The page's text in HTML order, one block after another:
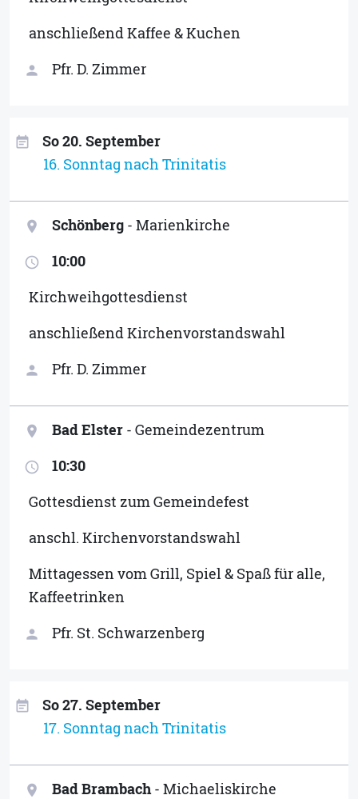
anschließend Kaffee & Kuchen
person Pfr. D. Zimmer
event_note
So 20. September
16. Sonntag nach Trinitatis
location_on Schönberg - Marienkirche
access_time
10:00
Kirchweihgottesdienst
anschließend Kirchenvorstandswahl
person Pfr. D. Zimmer
location_on Bad Elster - Gemeindezentrum
access_time
10:30
Gottesdienst zum Gemeindefest
anschl. Kirchenvorstandswahl
Mittagessen vom Grill, Spiel & Spaß für alle,
Kaffeetrinken
person Pfr. St. Schwarzenberg
event_note
So 27. September
17. Sonntag nach Trinitatis
location_on Bad Brambach - Michaeliskirche